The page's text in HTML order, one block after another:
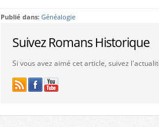
Publié dans: Généalogie
Suivez Romans Historique
Si vous avez aimé cet article, suivez